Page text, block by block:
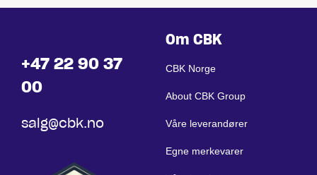
+47 22 90 37
00
salg@cbk.no
Om CBK
CBK Norge
About CBK Group
Våre leverandører
Egne merkevarer